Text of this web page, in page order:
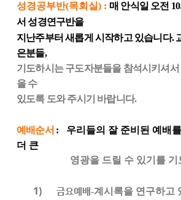
성경공부반(목회실) : 매 안식일 오전 10
서 성경연구반을
지난주부터 새롭게 시작하고 있습니다.
은분들,
기도하시는 구도자분들을 참석시키셔
을 수
있도록 도와 주시기 바랍니다.
예배순서 :
우리들의 잘 준비된 예배
더 큰
영광을 드릴 수 있기를 기
1) 금요예배-계시록을 연구하고